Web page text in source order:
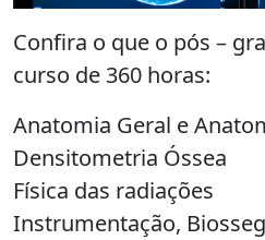
Confira o que o pós –
curso de 360 horas:
Anatomia Geral e
Densitometria Óssea
Física das radiações
Instrumentação,